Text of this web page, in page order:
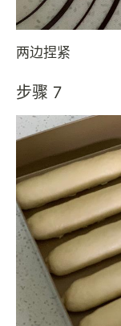
两边捏紧
步骤 7